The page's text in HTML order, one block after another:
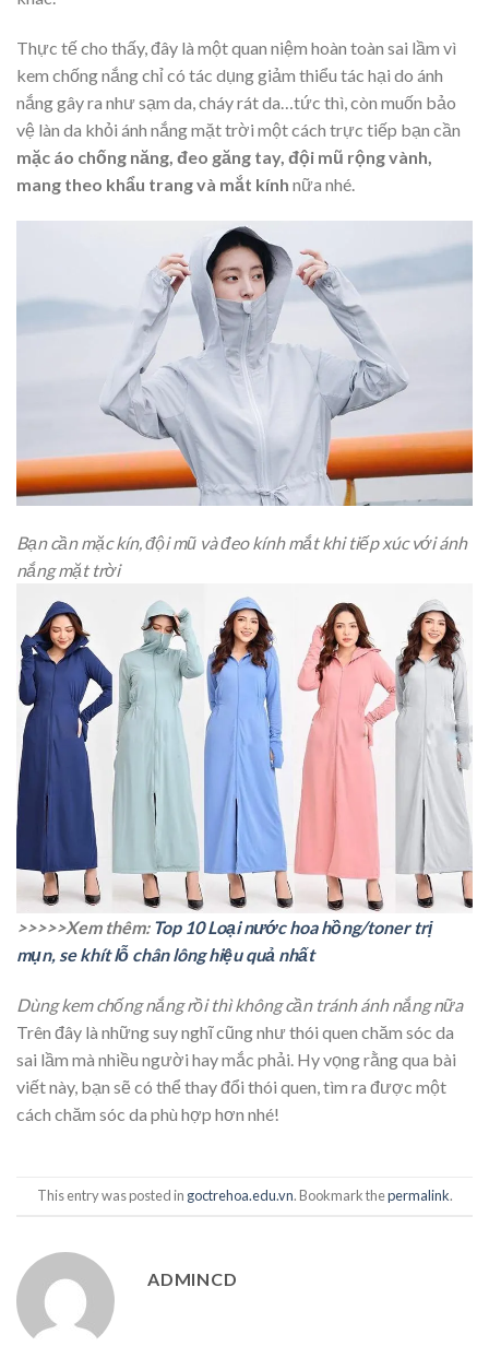
Thực tế cho thấy, đây là một quan niệm hoàn toàn sai lầm vì
kem chống nắng chỉ có tác dụng giảm thiểu tác hại do ánh
nắng gây ra như sạm da, cháy rát da…tức thì, còn muốn bảo
vệ làn da khỏi ánh nắng mặt trời một cách trực tiếp bạn cần
mặc áo chống năng, đeo găng tay, đội mũ rộng vành,
mang theo khẩu trang và mắt kính nữa nhé.
Bạn cần mặc kín, đội mũ và đeo kính mắt khi tiếp xúc với ánh
nắng mặt trời
>>>>>Xem thêm: Top 10 Loại nước hoa hồng/toner trị
mụn, se khít lỗ chân lông hiệu quả nhất
Dùng kem chống nắng rồi thì không cần tránh ánh nắng nữa
Trên đây là những suy nghĩ cũng như thói quen chăm sóc da
sai lầm mà nhiều người hay mắc phải. Hy vọng rằng qua bài
viết này, bạn sẽ có thể thay đổi thói quen, tìm ra được một
cách chăm sóc da phù hợp hơn nhé!
This entry was posted in goctrehoa.edu.vn. Bookmark thepermalink.
ADMINCD